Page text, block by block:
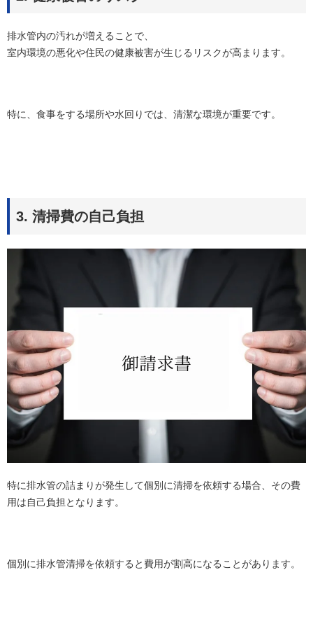
排水管内の汚れが増えることで、
室内環境の悪化や住民の健康被害が生じるリスクが高まります。
特に、食事をする場所や水回りでは、清潔な環境が重要です。
3. 清掃費の自己負担
特に排水管の詰まりが発生して個別に清掃を依頼する場合、その費
用は自己負担となります。
個別に排水管清掃を依頼すると費用が割高になることがあります。